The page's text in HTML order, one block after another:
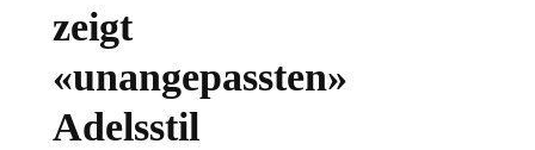
zeigt
«unangepassten»
Adelsstil